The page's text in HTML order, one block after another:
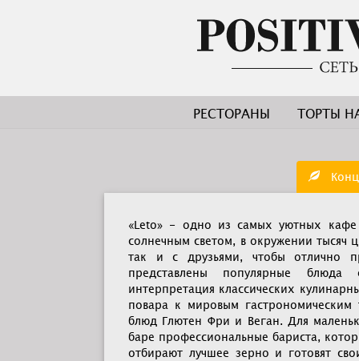
РЕСТОРАНЫ ТОРТЫ
«Leto» - одно из самых уютных
солнечным светом, в окружении тысяч
так и с друзьями, чтобы отлично
представлены популярные
интерпретация классических
повара к мировым
блюд Глютен Фри и Веган. Для
баре профессиональные бариста,
отбирают лучшее зерно и готовят